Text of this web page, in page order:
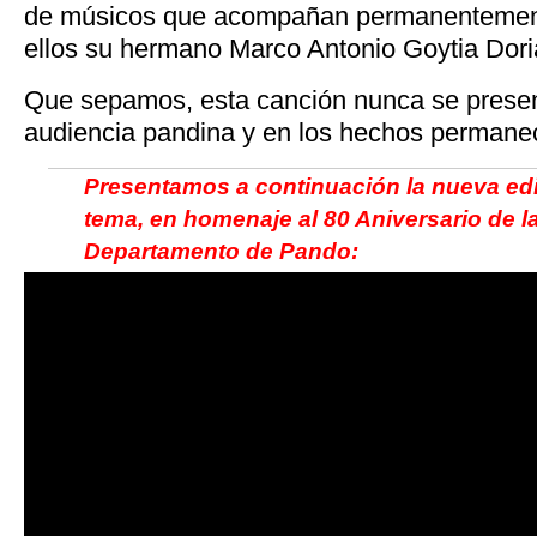
de músicos que acompañan
ellos su hermano Marco Antonio Goytia
Que sepamos, esta canción nunca se
audiencia pandina y en los hechos
Presentamos a continuación la nueva
tema, en homenaje al 80 Aniversario de
Departamento de Pando: